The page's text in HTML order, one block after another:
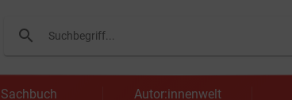
search
Suchen
Sachbuch Autor:innenwelt